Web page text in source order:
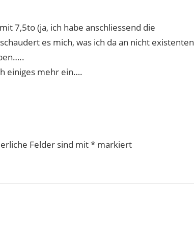
7,5to (ja, ich habe anschliessend die
es mich, was ich da an nicht existenten
einiges mehr ein….
Felder sind mit*markiert